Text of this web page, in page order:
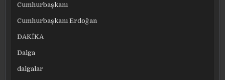
Cumhurbaşkanı
Cumhurbaşkanı Erdoğan
DAKİKA
Dalga
dalgalar